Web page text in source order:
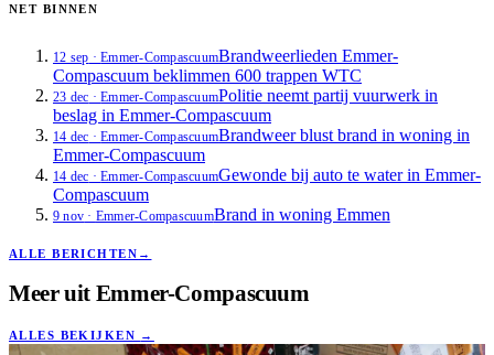
NET BINNEN
12 sep ·Emmer-CompascuumBrandweerlieden Emmer-
Compascuum beklimmen 600 trappen WTC
23 dec ·Emmer-CompascuumPolitie neemt partij vuurwerk in
beslag in Emmer-Compascuum
14 dec ·Emmer-CompascuumBrandweer blust brand in woning in
Emmer-Compascuum
14 dec ·Emmer-CompascuumGewonde bij auto te water in Emmer-
Compascuum
9 nov · Emmer-CompascuumBrand in woning Emmen
ALLE BERICHTEN →
Meer uit Emmer-Compascuum
ALLES BEKIJKEN →